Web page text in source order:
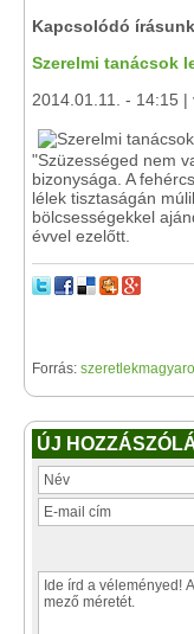
Kapcsolódó
Szerelmi tanácsok
2014.01.11. - 14:15 |
"Szüzességed nem
bizonysága. A
lélek tisztaságán
bölcsességekkel
évvel ezelőtt.
Forrás:
ÚJ